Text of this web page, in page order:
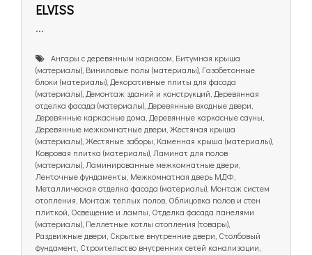
ELVISS
...
Ангары с деревянным каркасом, Битумная крыша
(материалы), Виниловые полы (материалы), Газобетонные
блоки (материалы), Декоративные плиты для фасада
(материалы), Демонтаж зданий и конструкций, Деревянная
отделка фасада (материалы), Деревянные входные двери,
Деревянные каркасные дома, Деревянные каркасные сауны,
Деревянные межкомнатные двери, Жестяная крыша
(материалы), Жестяные заборы, Каменная крыша (материалы),
Ковровая плитка (материалы), Ламинат для полов
(материалы), Ламинированные межкомнатные двери,
Ленточные фундаменты, Межкомнатная дверь МДФ,
Металлическая отделка фасада (материалы), Монтаж систем
отопления, Монтаж теплых полов, Облицовка полов и стен
плиткой, Освещение и лампы, Отделка фасада панелями
(материалы), Пеллетные котлы отопления (товары),
Раздвижные двери, Скрытые внутренние двери, Столбовый
фундамент, Строительство внутренних сетей канализации,